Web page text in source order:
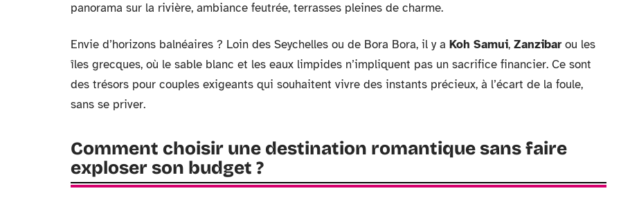
panorama sur la rivière, ambiance feutrée, terrasses pleines de charme.
Envie d’horizons balnéaires ? Loin des Seychelles ou de Bora Bora, il y a Koh Samui, Zanzibar ou les
îles grecques, où le sable blanc et les eaux limpides n’impliquent pas un sacrifice financier. Ce sont
des trésors pour couples exigeants qui souhaitent vivre des instants précieux, à l’écart de la foule,
sans se priver.
Comment choisir une destination romantique sans faire
exploser son budget ?